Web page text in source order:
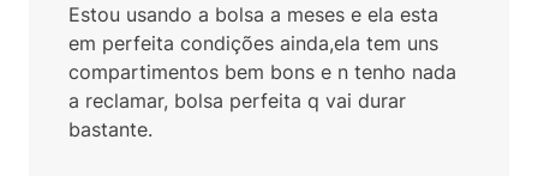
Estou usando a bolsa a meses e ela esta
em perfeita condições ainda,ela tem uns
compartimentos bem bons e n tenho nada
a reclamar, bolsa perfeita q vai durar
bastante.